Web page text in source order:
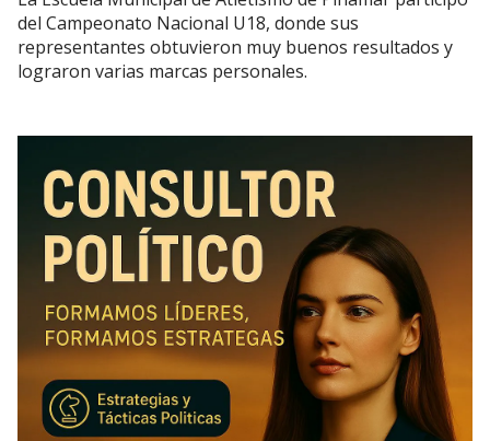
del Campeonato Nacional U18, donde sus
representantes obtuvieron muy buenos resultados y
lograron varias marcas personales.